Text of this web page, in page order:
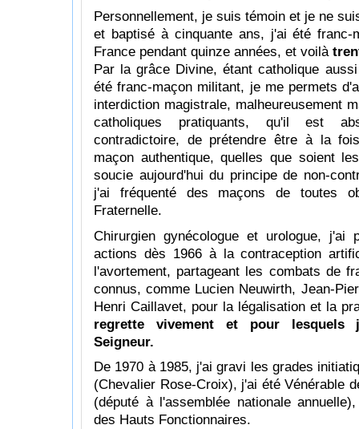
Personnellement, je suis témoin et je ne
et baptisé à cinquante ans, j'ai été franc-
France pendant quinze années, et voilà
Par la grâce Divine, étant catholique
été franc-maçon militant, je me permets
interdiction magistrale, malheureusement
catholiques pratiquants, qu'il est
contradictoire, de prétendre être à la
maçon authentique, quelles que soient
soucie aujourd'hui du principe de non-
j'ai fréquenté des maçons de toutes
Fraternelle.
Chirurgien gynécologue et urologue, j'ai
actions dès 1966 à la contraception
l'avortement, partageant les combats de
connus, comme Lucien Neuwirth, Jean-
Henri Caillavet, pour la légalisation et la
regrette vivement et pour lesquels
Seigneur.
De 1970 à 1985, j'ai gravi les grades
(Chevalier Rose-Croix), j'ai été Vénérable
(député à l'assemblée nationale
des Hauts Fonctionnaires.